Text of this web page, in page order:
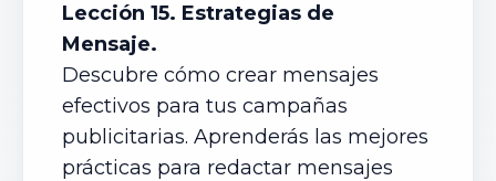
Lección 15. Estrategias de
Mensaje.
Descubre cómo crear mensajes
efectivos para tus campañas
publicitarias. Aprenderás las mejores
prácticas para redactar mensajes